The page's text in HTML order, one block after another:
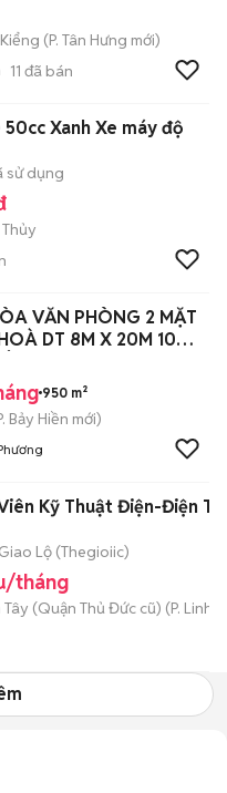
(P. Tân Hưng mới)
11 đã bán
Xanh Xe máy độ
sử dụng
VĂN PHÒNG 2 MẶT
DT 8M X 20M 10
950 m²
Bảy Hiền mới)
Kỹ Thuật Điện-Điện Tử
Lộ (Thegioiic)
tháng
(Quận Thủ Đức cũ) (P. Linh